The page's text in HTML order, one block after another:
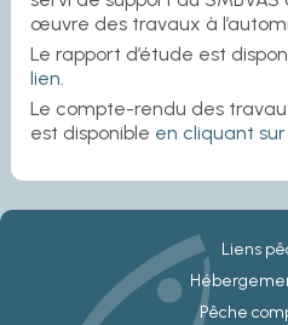
œuvre des travaux à
Le rapport d’étude est
lien.
Le compte-rendu des
est disponible en cliquant sur
Liens
Pêche